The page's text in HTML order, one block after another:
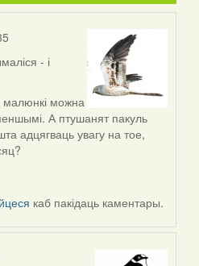
- і
малюнкі можна
А птушанят пакуль
адцягваць увагу на тое,
каб пакідаць каментары.